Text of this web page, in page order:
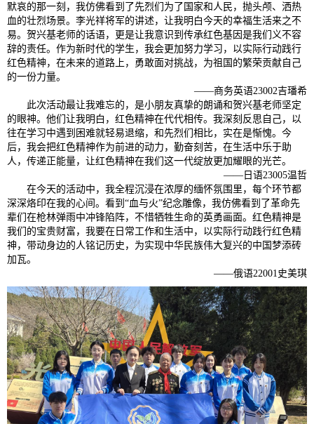
默哀的那一刻，我仿佛看到了先烈们为了国家和人民，抛头颅、洒热
血的壮烈场景。李光祥将军的讲述，让我明白今天的幸福生活来之不
易。贺兴基老师的话语，更是让我意识到传承红色基因是我们义不容
辞的责任。作为新时代的学生，我会更加努力学习，以实际行动践行
红色精神，在未来的道路上，勇敢面对挑战，为祖国的繁荣贡献自己
的一份力量。
——商务英语23002吉璠希
此次活动最让我难忘的，是小朋友真挚的朗诵和贺兴基老师坚定
的眼神。他们让我明白，红色精神在代代相传。我深刻反思自己，以
往在学习中遇到困难就轻易退缩，和先烈们相比，实在是惭愧。今
后，我会把红色精神作为前进的动力，勤奋刻苦，在生活中乐于助
人，传递正能量，让红色精神在我们这一代绽放更加耀眼的光芒。
——日语23005温哲
在今天的活动中，我全程沉浸在浓厚的缅怀氛围里，每个环节都
深深烙印在我的心间。看到“血与火”纪念雕像，我仿佛看到了革命先
辈们在枪林弹雨中冲锋陷阵，不惜牺牲生命的英勇画面。红色精神是
我们的宝贵财富，我要在日常工作和生活中，以实际行动践行红色精
神，带动身边的人铭记历史，为实现中华民族伟大复兴的中国梦添砖
加瓦。
——俄语22001史美琪